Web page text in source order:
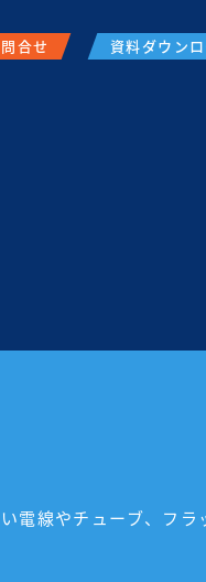
合せ 資料ダウン
電線やチューブ、フラ